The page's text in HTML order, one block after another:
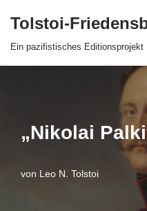
Tolstoi-
Ein pazifistisches Editionsprojekt
„Nikolai
von Leo N. Tolstoi